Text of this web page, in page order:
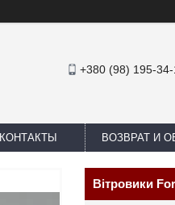
+380 (98) 195-34-
КОНТАКТЫ ВОЗВРАТ И
Вітровики